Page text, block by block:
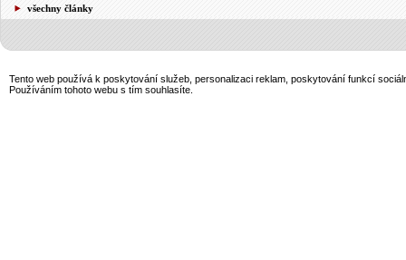
všechny články
Tento web používá k poskytování služeb, personalizaci reklam, poskytování funkcí
Používáním tohoto webu s tím souhlasíte.